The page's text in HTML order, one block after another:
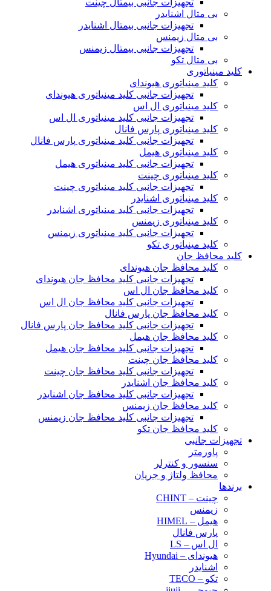
بی متال اشنایدر
تجهیزات جانبی بیمتال اشنایدر
بی متال زیمنس
تجهیزات جانبی بیمتال زیمنس
بی متال تکو
کلید مینیاتوری
کلید مینیاتوری هیوندای
تجهیزات جانبی کلید مینیاتوری هیوندای
کلید مینیاتوری ال اس
تجهیزات جانبی کلید مینیاتوری ال اس
کلید مینیاتوری پارس فانال
تجهیزات جانبی کلید مینیاتوری پارس فانال
کلید مینیاتوری هیمل
تجهیزات جانبی کلید مینیاتوری هیمل
کلید مینیاتوری چینت
تجهیزات جانبی کلید مینیاتوری چینت
کلید مینیاتوری اشنایدر
تجهیزات جانبی کلید مینیاتوری اشنایدر
کلید مینیاتوری زیمنس
تجهیزات جانبی کلید مینیاتوری زیمنس
کلید مینیاتوری تکو
کلید محافظ جان
کلید محافظ جان هیوندای
تجهیزات جانبی کلید محافظ جان هیوندای
کلید محافظ جان ال اس
تجهیزات جانبی کلید محافظ جان ال اس
کلید محافظ جان پارس فانال
تجهیزات جانبی کلید محافظ جان پارس فانال
کلید محافظ جان هیمل
تجهیزات جانبی کلید محافظ جان هیمل
کلید محافظ جان چینت
تجهیزات جانبی کلید محافظ جان چینت
کلید محافظ جان اشنایدر
تجهیزات جانبی کلید محافظ جان اشنایدر
کلید محافظ جان زیمنس
تجهیزات جانبی کلید محافظ جان زیمنس
کلید محافظ جان تکو
تجهیزات جانبی
پاورمتر
سنسور و کنترلر
محافظ ولتاژ و‌ جریان
برندها
چینت – CHINT
زیمنس
هیمل – HIMEL
پارس فانال
ال اس – LS
هیوندای – Hyundai
اشنایدر
تکو – TECO